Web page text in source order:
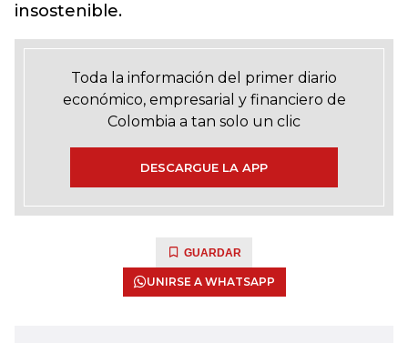
insostenible.
Toda la información del primer diario
económico, empresarial y financiero de
Colombia a tan solo un clic
DESCARGUE LA APP
GUARDAR
UNIRSE A WHATSAPP